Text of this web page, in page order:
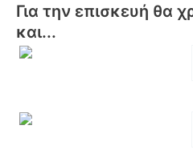
Για την επισκευή θα
και...
ποσότητα